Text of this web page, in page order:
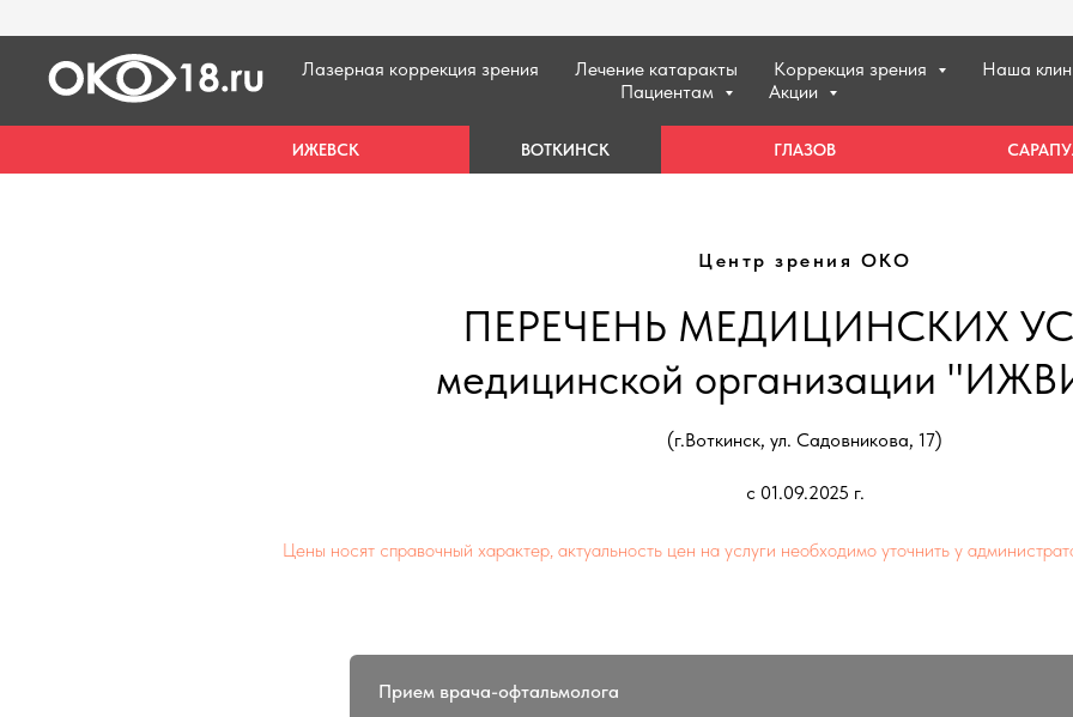
Лазерная коррекция зрения Лечение катаракты Коррекция зрения
Наша
Пациентам
Акции
ГЛАЗОВ
ВОТКИНСК
ИЖЕВСК
Центр зрения ОКО
ПЕРЕЧЕНЬ МЕДИЦИНСКИХ
медицинской организации
(г.Воткинск, ул. Садовникова, 17)
c 01.09.2025 г.
Цены носят справочный характер, актуальность цен на услуги необходимо уточнить у
Прием врача-офтальмолога